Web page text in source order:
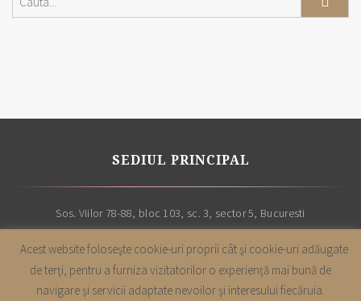
SEDIUL PRINCIPAL
Sos. Viilor 78-88, bloc 103, sc. 3, sector 5, Bucuresti
Copyright |Cabinet avocatura Leon & Asociatii| Toate drepturile sunt
Acest website foloseşte cookie-uri proprii cât şi cookie-uri adăugate
de terţi, pentru a furniza vizitatorilor o experienţă mai bună de
navigare şi servicii adaptate nevoilor şi interesului fiecăruia.